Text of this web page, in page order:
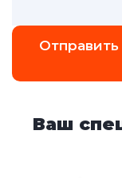
Отправить
Ваш